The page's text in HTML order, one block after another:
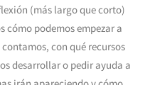
(más largo que corto)
cómo podemos empezar a
con qué recursos
desarrollar o pedir ayuda a